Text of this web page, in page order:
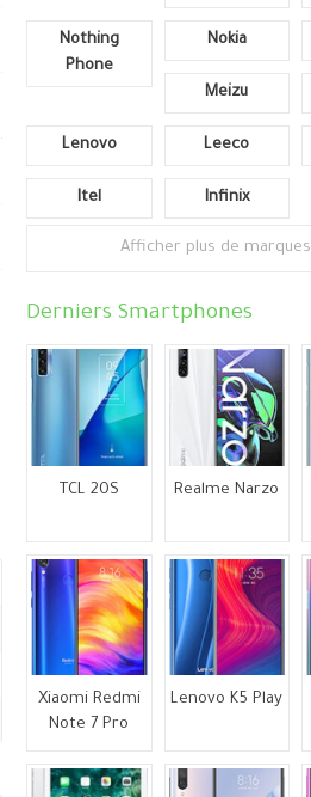
Nothing
Phone
Nokia
Meizu
Lenovo Leeco
Itel Infinix
Afficher plus de marques
Derniers Smartphones
TCL 20S Realme Narzo
Xiaomi Redmi
Note 7 Pro
Lenovo K5 Play